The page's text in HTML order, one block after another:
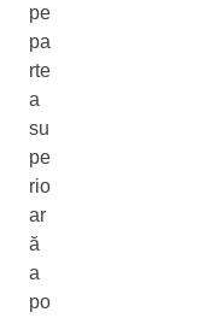
pe
pa
rte
a
su
pe
rio
ar
ă
a
po